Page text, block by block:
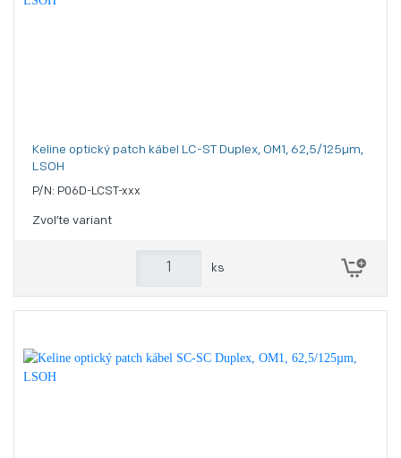
Keline optický patch kábel LC-ST Duplex, OM1, 62,5/125µm,
LSOH
P/N: P06D-LCST-xxx
Zvoľte variant
ks